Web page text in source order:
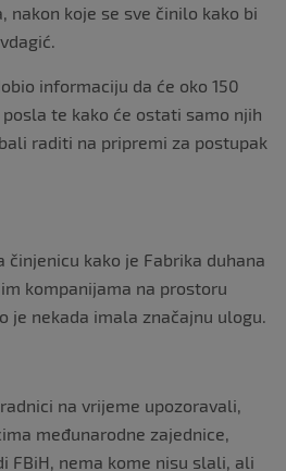
nakon koje se sve činilo kako bi
informaciju da će oko 150
te kako će ostati samo njih
raditi na pripremi za postupak
činjenicu kako je Fabrika duhana
kompanijama na prostoru
je nekada imala značajnu ulogu.
na vrijeme upozoravali,
međunarodne zajednice,
FBiH, nema kome nisu slali, ali